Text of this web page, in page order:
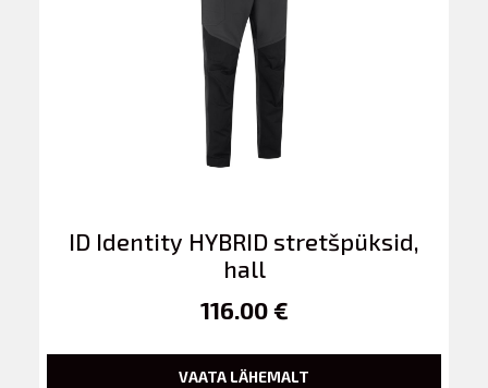
ID Identity HYBRID stretšpüksid,
hall
116.00 €
VAATA LÄHEMALT